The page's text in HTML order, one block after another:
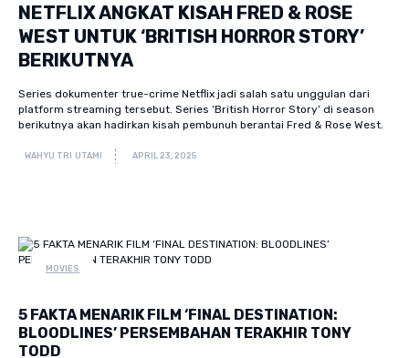
NETFLIX ANGKAT KISAH FRED & ROSE
WEST UNTUK ‘BRITISH HORROR STORY’
BERIKUTNYA
Series dokumenter true-crime Netflix jadi salah satu unggulan dari
platform streaming tersebut. Series ‘British Horror Story’ di season
berikutnya akan hadirkan kisah pembunuh berantai Fred & Rose West.
WAHYU TRI UTAMI APRIL 23, 2025
MOVIES
5 FAKTA MENARIK FILM ‘FINAL DESTINATION:
BLOODLINES’ PERSEMBAHAN TERAKHIR TONY
TODD